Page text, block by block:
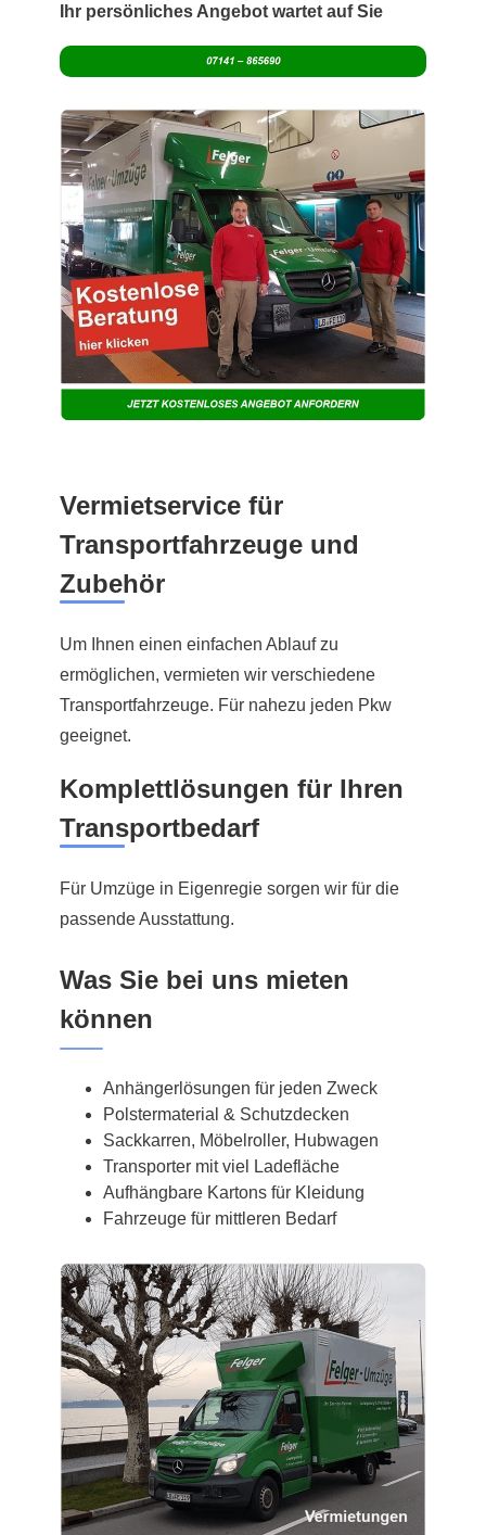
Ihr persönliches Angebot wartet auf Sie
Vermietservice für
Transportfahrzeuge und
Zubehör
Um Ihnen einen einfachen Ablauf zu
ermöglichen, vermieten wir verschiedene
Transportfahrzeuge. Für nahezu jeden Pkw
geeignet.
Komplettlösungen für Ihren
Transportbedarf
Für Umzüge in Eigenregie sorgen wir für die
passende Ausstattung.
Was Sie bei uns mieten
können
Anhängerlösungen für jeden Zweck
Polstermaterial & Schutzdecken
Sackkarren, Möbelroller, Hubwagen
Transporter mit viel Ladefläche
Aufhängbare Kartons für Kleidung
Fahrzeuge für mittleren Bedarf